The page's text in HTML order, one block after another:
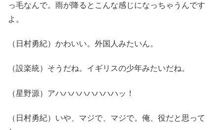
っ毛なんで。雨が降るとこんな感じになっちゃうんです
よ。
（日村勇紀）かわいい。外国人みたいん。
（設楽統）そうだね。イギリスの少年みたいだね。
（星野源）アハハハハハハハハッ！
（日村勇紀）いや、マジで、マジで。俺、役だと思って